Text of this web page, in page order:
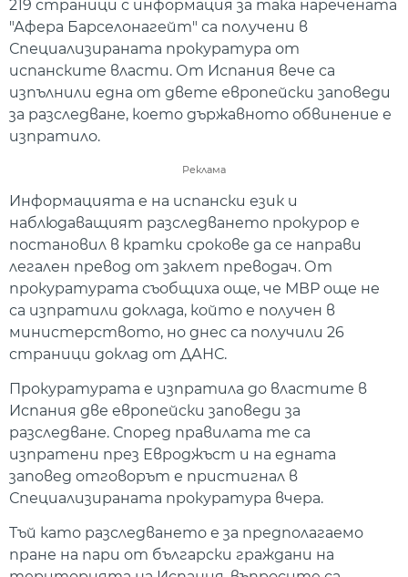
219 страници с информация за така наречената
"Афера Барселонагейт" са получени в
Специализираната прокуратура от
испанските власти. От Испания вече са
изпълнили една от двете европейски заповеди
за разследване, което държавното обвинение е
изпратило.
Реклама
Информацията е на испански език и
наблюдаващият разследването прокурор е
постановил в кратки срокове да се направи
легален превод от заклет преводач. От
прокуратурата съобщиха още, че МВР още не
са изпратили доклада, който е получен в
министерството, но днес са получили 26
страници доклад от ДАНС.
Прокуратурата е изпратила до властите в
Испания две европейски заповеди за
разследване. Според правилата те са
изпратени през Евроджъст и на едната
заповед отговорът е пристигнал в
Специализираната прокуратура вчера.
Тъй като разследването е за предполагаемо
пране на пари от български граждани на